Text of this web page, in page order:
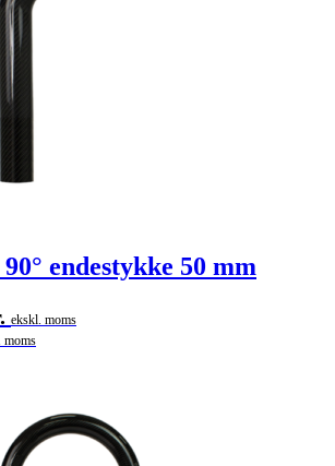
endestykke 50 mm
ekskl. moms
moms